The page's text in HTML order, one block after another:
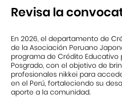
Cursos
Museo de la
Fondo Editorial
Revisa la
En 2026, el departamento de
de la Asociación Peruano
programa de Crédito Educativo
Posgrado, con el objetivo de
profesionales nikkei para
en el Perú, fortaleciendo su
aporte a la comunidad.